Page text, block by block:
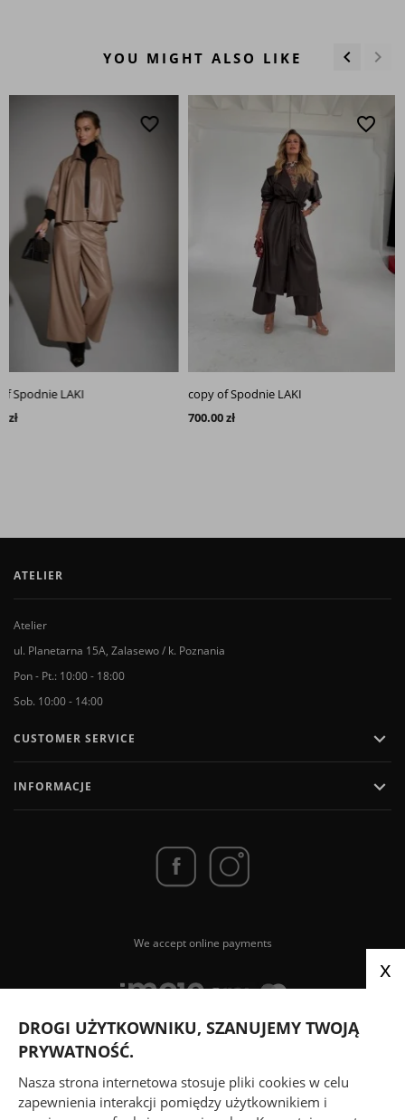
YOU MIGHT ALSO LIKE Previous
keyboard_arrow_left Next
keyboard_arrow_right
favorite_border
Spodnie LAKI
zł
favorite_border
copy of Spodnie LAKI
700.00 zł
ATELIER
Atelier
ul. Planetarna 15A, Zalasewo / k. Poznania
Pon - Pt.: 10:00 - 18:00
Sob. 10:00 - 14:00
CUSTOMER SERVICE 
INFORMACJE 
We accept online payments
DROGI UŻYTKOWNIKU, SZANUJEMY TWOJĄ
PRYWATNOŚĆ.
Nasza strona internetowa stosuje pliki cookies w celu
zapewnienia interakcji pomiędzy użytkownikiem i
x